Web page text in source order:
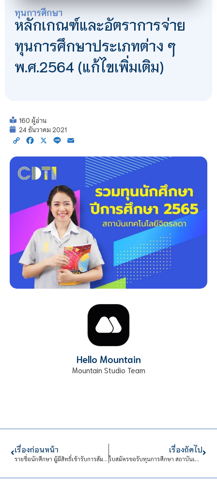
ทุนการศึกษา
หลักเกณฑ์และอัตราการจ่าย
ทุนการศึกษาประเภทต่าง ๆ
พ.ศ.2564 (แก้ไขเพิ่มเติม)
160 ผู้อ่าน
24 ธันวาคม 2021
Copy Facebook
X Line
Hello Mountain
Mountain Studio Team
เรื่องก่อนหน้า
รายชื่อนักศึกษา ผู้มีสิทธิ์เข้ารับการสัมภาษณ์รับทุนช่วยเหลือการศึกษา ประจำปีการศึกษา 2564 (รอบ 3)
เรื่องถัดไป
ใบสมัครขอรับทุนการศึกษา สถาบันเทคโนโลยีจิตรลดา ประจำปีการศึกษา 2565